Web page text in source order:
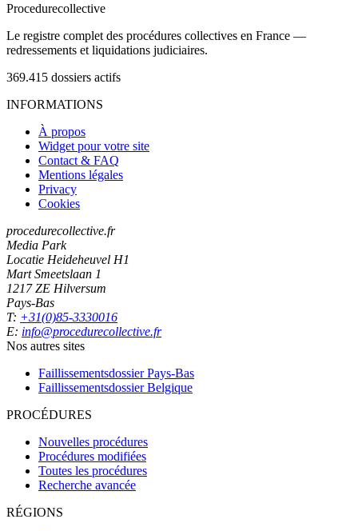
Procedurecollective
Le registre complet des procédures collectives en France —
redressements et liquidations judiciaires.
369.415 dossiers actifs
INFORMATIONS
À propos
Widget pour votre site
Contact & FAQ
Mentions légales
Privacy
Cookies
procedurecollective.fr
Media Park
Locatie Heideheuvel H1
Mart Smeetslaan 1
1217 ZE Hilversum
Pays-Bas
T: +31(0)85-3330016
E: info@procedurecollective.fr
Nos autres sites
Faillissementsdossier Pays-Bas
Faillissementsdossier Belgique
PROCÉDURES
Nouvelles procédures
Procédures modifiées
Toutes les procédures
Recherche avancée
RÉGIONS